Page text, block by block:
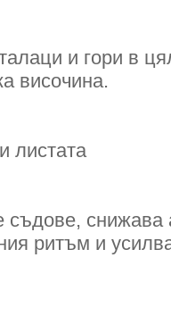
и гори в
височина.
листата
снижава
ритъм и